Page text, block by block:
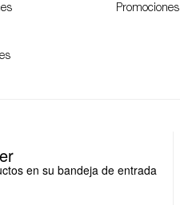
Promociones
en su bandeja de entrada